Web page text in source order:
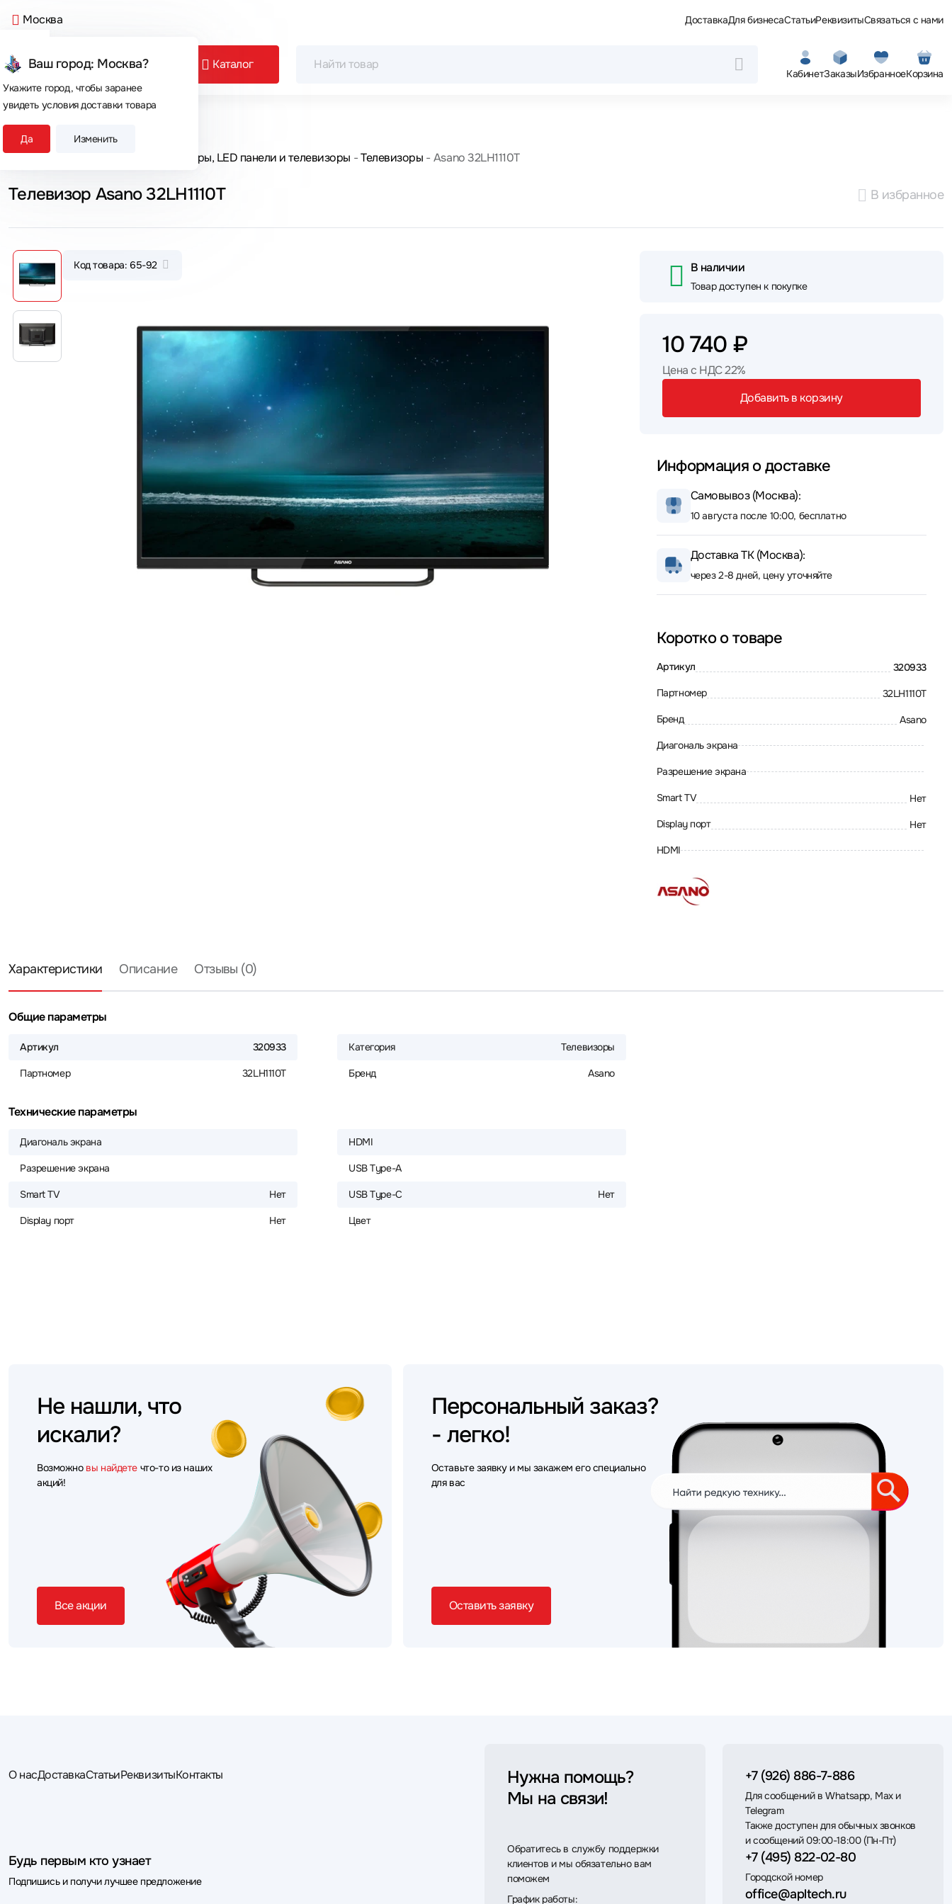
Москва
Ваш город: Москва?
Укажите город, чтобы заранее
увидеть условия доставки товара
Да Изменить
ДоставкаДля бизнесаСтатьиРеквизитыСвязаться с нами
Каталог
КабинетЗаказыИзбранноеКорзина
Сегодня покупают
Главная Мониторы, LED панели и телевизоры Телевизоры Asano 32LH1110T
Телевизор Asano 32LH1110T В избранное
Код товара: 65-92 В наличии
Товар доступен к покупке
10 740 ₽
Цена с НДС 22%
Добавить в корзину
Информация о доставке
Самовывоз (Москва):
10 августа после 10:00, бесплатно
Доставка ТК (Москва):
через 2-8 дней, цену уточняйте
Коротко о товаре
Артикул 320933
Партномер 32LH1110T
Бренд Asano
Диагональ экрана
Разрешение экрана
Smart TV Нет
Display порт Нет
HDMI
Характеристики Описание Отзывы (0)
Общие параметры
Артикул 320933
Партномер 32LH1110T
Категория Телевизоры
Бренд Asano
Технические параметры
Диагональ экрана
Разрешение экрана
Smart TV Нет
Display порт Нет
HDMI
USB Type-A
USB Type-C Нет
Цвет
Не нашли, что
искали?
Возможно вы найдете что-то из наших
акций!
Все акции
Персональный заказ?
- легко!
Оставьте заявку и мы закажем его специально
для вас
Оставить заявку
О насДоставкаСтатьиРеквизитыКонтакты
Будь первым кто узнает
Подпишись и получи лучшее предложение
Нужна помощь?
Мы на связи!
Обратитесь в службу поддержки
клиентов и мы обязательно вам
поможем
График работы:
+7 (926) 886-7-886
Для сообщений в Whatsapp, Max и
Telegram
Также доступен для обычных звонков
и сообщений 09:00-18:00 (Пн-Пт)
+7 (495) 822-02-80
Городской номер
office@apltech.ru